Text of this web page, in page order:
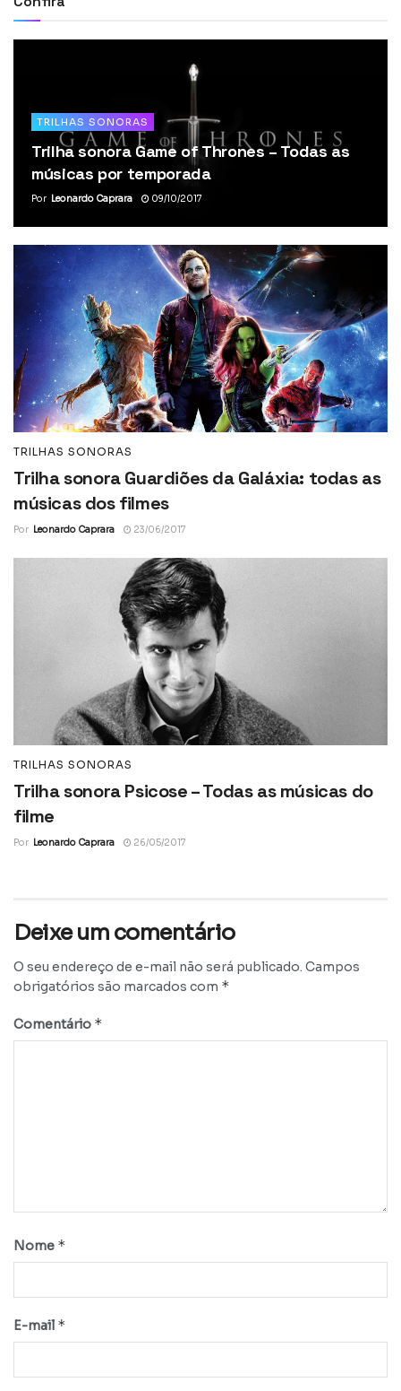
TRILHAS SONORAS
Trilha sonora Game of Thrones – Todas as
músicas por temporada
Por Leonardo Caprara 09/10/2017
TRILHAS SONORAS
Trilha sonora Guardiões da Galáxia: todas as
músicas dos filmes
Por Leonardo Caprara 23/06/2017
TRILHAS SONORAS
Trilha sonora Psicose – Todas as músicas do
filme
Por Leonardo Caprara 26/05/2017
Deixe um comentário
O seu endereço de e-mail não será publicado. Campos
obrigatórios são marcados com *
Comentário *
Nome *
E-mail *